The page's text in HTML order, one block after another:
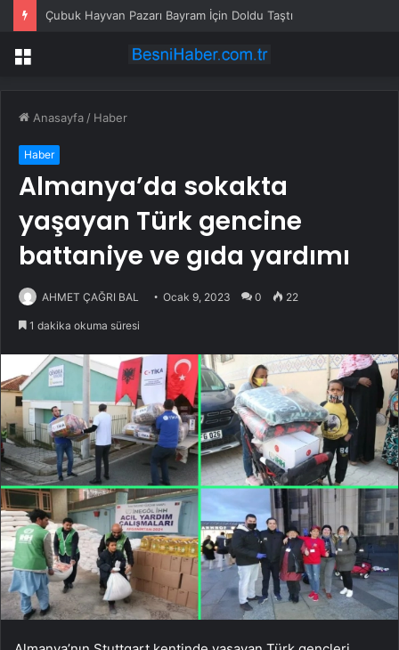
Çubuk Hayvan Pazarı Bayram İçin Doldu Taştı
Menü
Anasayfa / Haber
Haber
Almanya’da sokakta
yaşayan Türk gencine
battaniye ve gıda yardımı
AHMET ÇAĞRI BAL Ocak 9, 2023 0 22
1 dakika okuma süresi